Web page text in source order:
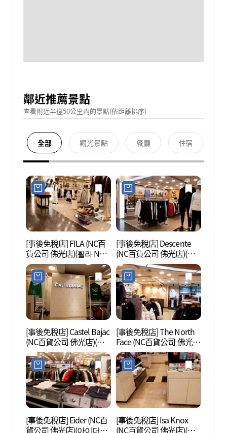
鄰近推薦景點
查看附近半徑50公里內的景點(依距離排序)
全部 觀光景點 餐廳 住宿
[事後免稅店] FILA (NC百
貨公司 佛光店)(휠라 NC
백화점 불광점)
[事後免稅店] Descente
(NC百貨公司 佛光店)(데
상트 NC백화점 불광점)
[事後免稅店] Castel Bajac
(NC百貨公司 佛光店)(까
스텔바작 NC백화점 불광
점)
[事後免稅店] The North
Face (NC百貨公司 佛光
店)(노스페이스 NC백화점
불광점)
[事後免稅店] Eider (NC百
貨公司 佛光店)(아이더
[事後免稅店] Isa Knox
(NC百貨公司 佛光店)(이